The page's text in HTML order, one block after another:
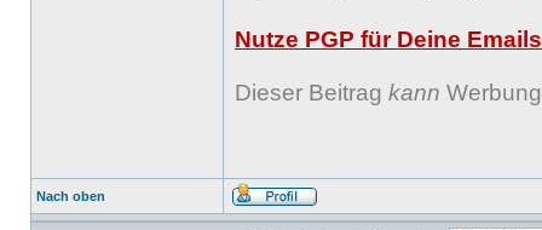
Nutze PGP für Deine
Dieser Beitrag kann
Nach oben